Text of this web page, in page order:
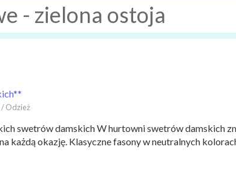
- zielona ostoja
/ Odzież
swetrów damskich W hurtowni swetrów damskich
każdą okazję. Klasyczne fasony w neutralnych